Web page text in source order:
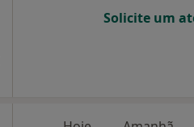
Solicite um